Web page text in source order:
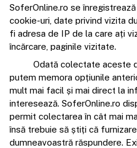
SoferOnline.ro se
cookie-uri, date privind vizita
fi adresa de IP de la care ați
încărcare, paginile vizitate.
Odată colectate aceste
putem memora opțiunile
mult mai facil și mai direct la
interesează. SoferOnline.ro
permit colectarea în cât mai
însă trebuie să știți că
dumneavoastră răspundere.